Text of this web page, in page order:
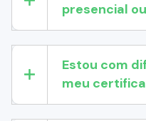
presencial
Estou com
meu